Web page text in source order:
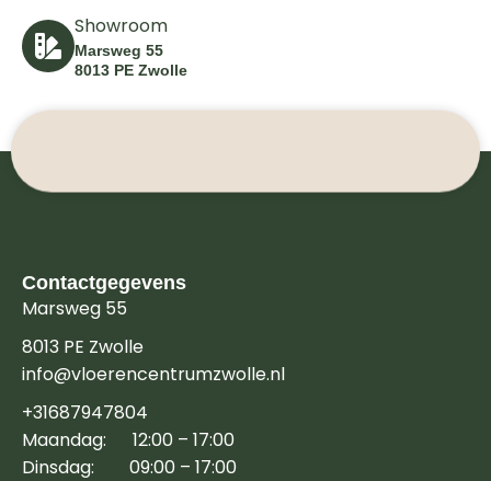
Showroom
Marsweg 55
8013 PE Zwolle
Contactgegevens
Marsweg 55
8013 PE Zwolle
info@vloerencentrumzwolle.nl
+31687947804
Maandag: 12:00 – 17:00
Dinsdag: 09:00 – 17:00